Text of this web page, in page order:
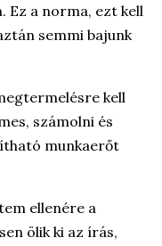
Ez a norma, ezt kell
semmi bajunk
kell
számolni és
munkaerőt
ellenére a
ölik ki az írás,